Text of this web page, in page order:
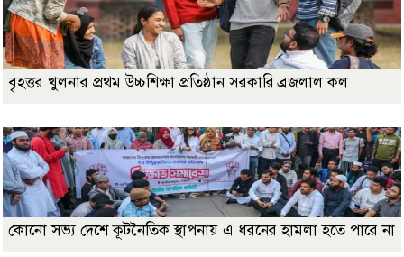
বৃহত্তর খুলনার প্রথম উচ্চশিক্ষা প্রতিষ্ঠান সরকারি ব্রজলাল কল
কোনো সভ্য দেশে কূটনৈতিক স্থাপনায় এ ধরনের হামলা হতে পারে না